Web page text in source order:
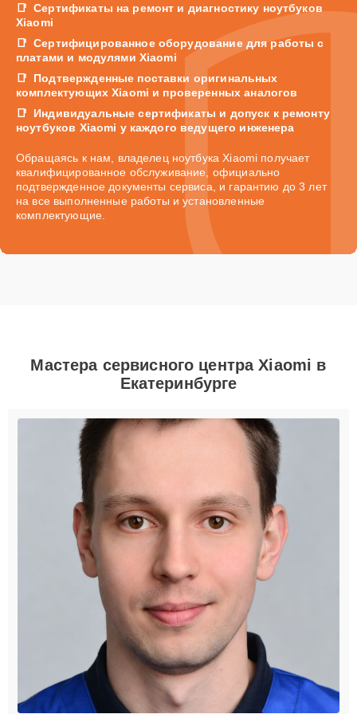
Сертификаты на ремонт и диагностику ноутбуков
Xiaomi
Сертифицированное оборудование для работы с
платами и модулями Xiaomi
Подтвержденные поставки оригинальных
комплектующих Xiaomi и проверенных аналогов
Индивидуальные сертификаты и допуск к ремонту
ноутбуков Xiaomi у каждого ведущего инженера
Обращаясь к нам, владелец ноутбука Xiaomi получает
квалифицированное обслуживание, официально
подтвержденное документы сервиса, и гарантию до 3 лет
на все выполненные работы и установленные
комплектующие.
Мастера сервисного центра Xiaomi в
Екатеринбурге